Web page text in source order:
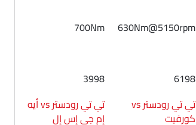
630Nm@5150rpm
700Nm
6198
3998
تي تي رودستر vs
كورفيت
تي تي رودستر vs أيه
إم جي إس إل